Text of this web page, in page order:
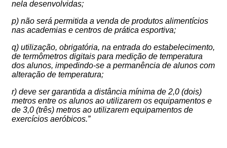
nela desenvolvidas;
p) não será permitida a venda de produtos alimentícios
nas academias e centros de prática esportiva;
q) utilização, obrigatória, na entrada do estabelecimento,
de termômetros digitais para medição de temperatura
dos alunos, impedindo-se a permanência de alunos com
alteração de temperatura;
r) deve ser garantida a distância mínima de 2,0 (dois)
metros entre os alunos ao utilizarem os equipamentos e
de 3,0 (três) metros ao utilizarem equipamentos de
exercícios aeróbicos.”